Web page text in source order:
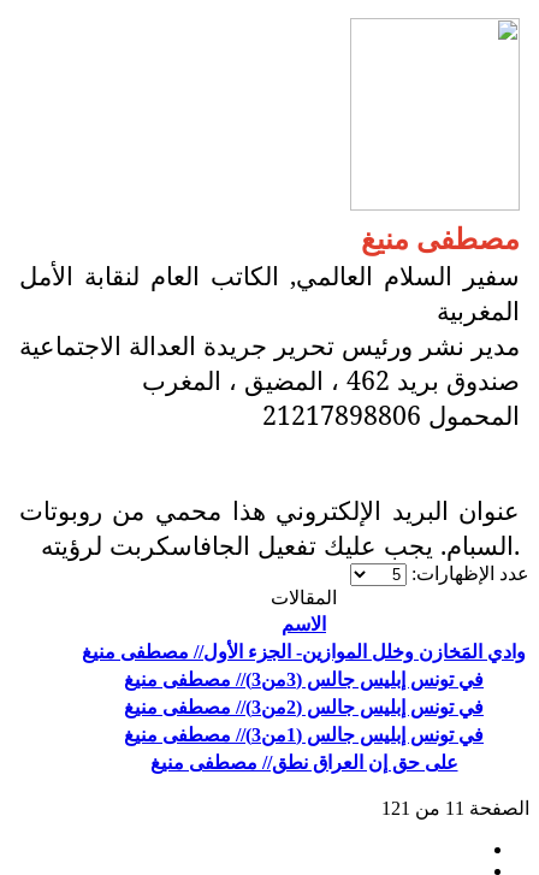
مصطفى منيغ
سفير السلام العالمي, الكاتب العام لنقابة الأمل
المغربية
مدير نشر ورئيس تحرير جريدة العدالة الاجتماعية
صندوق بريد 462 ، المضيق ، المغرب
المحمول 21217898806
عنوان البريد الإلكتروني هذا محمي من روبوتات
السبام. يجب عليك تفعيل الجافاسكربت لرؤيته.
عدد الإظهارات:
المقالات
الاسم
وادي المَخازن وخلل الموازين- الجزء الأول// مصطفى منيغ
في تونس إبليس جالس (3من3)// مصطفى منيغ
في تونس إبليس جالس (2من3)// مصطفى منيغ
في تونس إبليس جالس (1من3)// مصطفى منيغ
على حق إن العراق نطق// مصطفى منيغ
الصفحة 11 من 121